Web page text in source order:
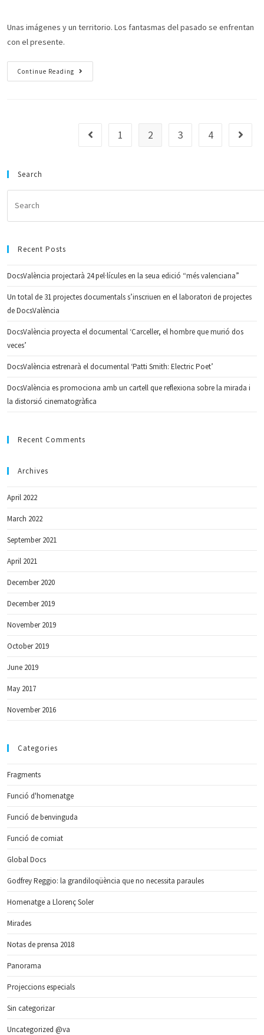
Unas imágenes y un territorio. Los fantasmas del pasado se enfrentan
con el presente.
Continue Reading
1 2 3 4
Search
Recent Posts
DocsValència projectarà 24 pel·lícules en la seua edició “més valenciana”
Un total de 31 projectes documentals s’inscriuen en el laboratori de projectes
de DocsValència
DocsValència proyecta el documental ‘Carceller, el hombre que murió dos
veces’
DocsValència estrenarà el documental ‘Patti Smith: Electric Poet’
DocsValència es promociona amb un cartell que reflexiona sobre la mirada i
la distorsió cinematogràfica
Recent Comments
Archives
April 2022
March 2022
September 2021
April 2021
December 2020
December 2019
November 2019
October 2019
June 2019
May 2017
November 2016
Categories
Fragments
Funció d'homenatge
Funció de benvinguda
Funció de comiat
Global Docs
Godfrey Reggio: la grandiloqüència que no necessita paraules
Homenatge a Llorenç Soler
Mirades
Notas de prensa 2018
Panorama
Projeccions especials
Sin categorizar
Uncategorized @va